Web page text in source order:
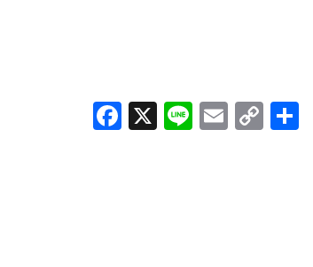
Facebook
X LineEmail
Copy